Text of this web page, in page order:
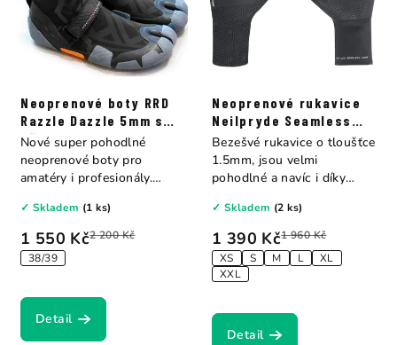
Neoprenové boty RRD
Razzle Dazzle 5mm s
děleným palcem
1 550 Kč2 200 Kč
38/39
✓ Skladem (1 ks)
Detail
Nové super pohodlné
neoprenové boty pro
amatéry i profesionály.
Neoprenové rukavice
Neilpryde Seamless
Glove 1.5mm
1 390 Kč1 960 Kč
XS
S M L
XL
XXL
✓ Skladem (2 ks)
Detail
Bezešvé rukavice o tloušťce
1.5mm, jsou velmi
pohodlné a navíc i díky